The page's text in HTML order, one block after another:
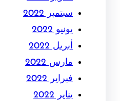
سبتمبر 2022
يونيو 2022
أبريل 2022
مارس 2022
فبراير 2022
يناير 2022